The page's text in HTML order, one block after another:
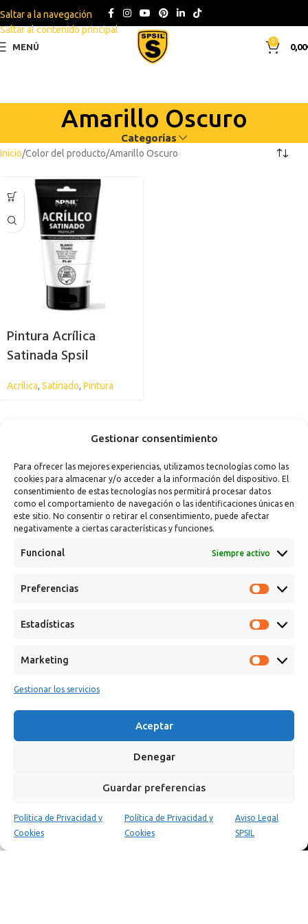
Gestionar consentimiento
Para ofrecer las mejores experiencias, utilizamos tecnologías como las
cookies para almacenar y/o acceder a la información del dispositivo. El
consentimiento de estas tecnologías nos permitirá procesar datos
como el comportamiento de navegación o las identificaciones únicas en
este sitio. No consentir o retirar el consentimiento, puede afectar
negativamente a ciertas características y funciones.
Funcional Siempre activo
Preferencias
Estadísticas
Marketing
Gestionar los servicios
Aceptar
Denegar
Guardar preferencias
Política de Privacidad y
Cookies
Política de Privacidad y
Cookies
Aviso Legal
SPSIL
Saltar a la navegación
Saltar al contenido principal
MENÚ
0
0,00
Amarillo Oscuro
Categorías
Inicio Color del producto Amarillo Oscuro
Pintura Acrílica
Satinada Spsil
Acrílica, Satinado, Pintura
Calle Campanar, 4º, 03330 Crevillent (Alicante)
paint@spsil.es
Aviso LegalPolítica de Privacidad y Cookies
0
Carrito
Mi cuenta